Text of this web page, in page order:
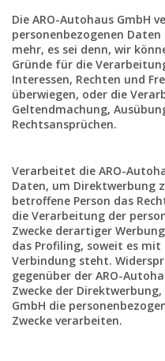
Die ARO-Autohaus GmbH
personenbezogenen
mehr, es sei denn, wir
Gründe für die
Interessen, Rechten und
überwiegen, oder die
Geltendmachung,
Rechtsansprüchen.
Verarbeitet die ARO-
Daten, um Direktwerbung
betroffene Person das
die Verarbeitung der
Zwecke derartiger
das Profiling, soweit es
Verbindung steht.
gegenüber der ARO-
Zwecke der
GmbH die
Zwecke verarbeiten.